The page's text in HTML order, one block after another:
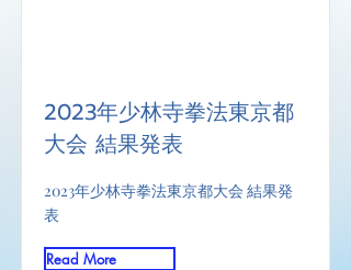
2023年少林寺拳法東京都
大会 結果発表
2023年少林寺拳法東京都大会 結果発
表
Read More